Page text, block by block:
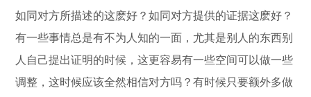
如同对方所描述的这麽好？如同对方提供的证据这麽好？
有一些事情总是有不为人知的一面，尤其是别人的东西别
人自己提出证明的时候，这更容易有一些空间可以做一些
调整，这时候应该全然相信对方吗？有时候只要额外多做